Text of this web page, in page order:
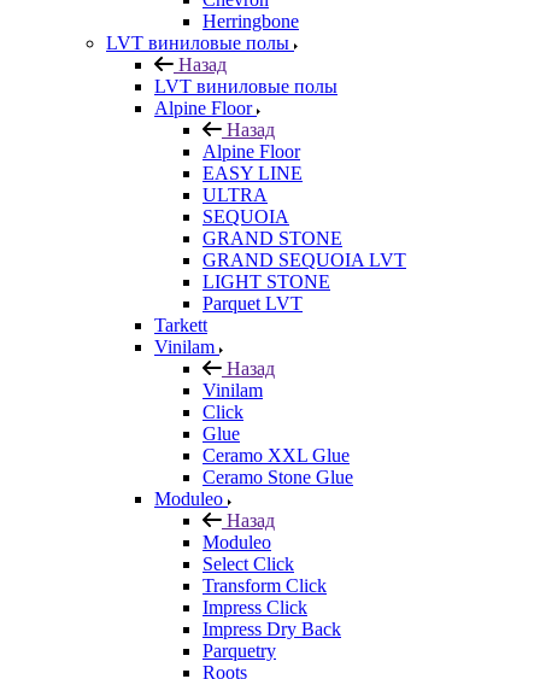
Herringbone
LVT виниловые полы
Назад
LVT виниловые полы
Alpine Floor
Назад
Alpine Floor
EASY LINE
ULTRA
SEQUOIA
GRAND STONE
GRAND SEQUOIA LVT
LIGHT STONE
Parquet LVT
Tarkett
Vinilam
Назад
Vinilam
Click
Glue
Ceramo XXL Glue
Ceramo Stone Glue
Moduleo
Назад
Moduleo
Select Click
Transform Click
Impress Click
Impress Dry Back
Parquetry
Roots